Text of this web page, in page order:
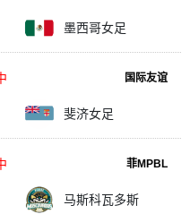
墨西哥女足
国际友谊
斐济女足
菲MPBL
马斯科瓦多斯